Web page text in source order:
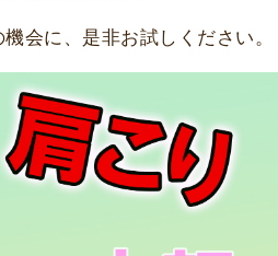
機会に、是非お試しください。